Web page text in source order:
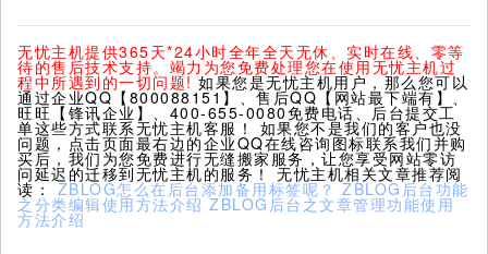
无忧主机提供365天*24小时全年全天无休、实时在线、零等
待的售后技术支持。竭力为您免费处理您在使用无忧主机过
程中所遇到的一切问题!如果您是无忧主机用户，那么您可以
通过企业QQ【800088151】、售后QQ【网站最下端有】、
旺旺【锋讯企业】、400-655-0080免费电话、后台提交工
单这些方式联系无忧主机客服！ 如果您不是我们的客户也没
问题，点击页面最右边的企业QQ在线咨询图标联系我们并购
买后，我们为您免费进行无缝搬家服务，让您享受网站零访
问延迟的迁移到无忧主机的服务！ 无忧主机相关文章推荐阅
读：ZBLOG怎么在后台添加备用标签呢？ ZBLOG后台功能
之分类编辑使用方法介绍 ZBLOG后台之文章管理功能使用
方法介绍